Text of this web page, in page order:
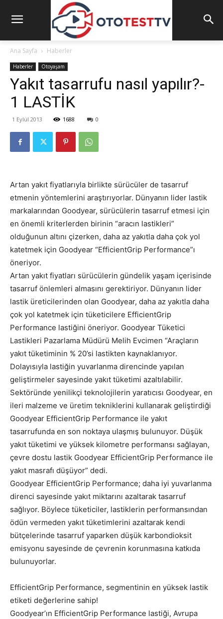
Ana Sayfa Haberler
Haberler Otoyaşam
Yakıt tasarrufu nasıl yapılır?-
1 LASTİK
1 Eylül 2013 1688 0
Artan yakıt fiyatlarıyla birlikte sürücüler de tasarruf
etmenin yöntemlerini araştırıyorlar. Dünyanın lider lastik
markalarından Goodyear, sürücülerin tasarruf etmesi için
en önemli kriterlerden birinin “aracın lastikleri”
olduğunun altını çizerken, daha az yakıtla daha çok yol
katetmek için Goodyear “EfficientGrip Performance”ı
öneriyor.
Artan yakıt fiyatları sürücülerin gündelik yaşam içerisinde
tasarruf önlemleri almasını gerektiriyor. Dünyanın lider
lastik üreticilerinden olan Goodyear, daha az yakıtla daha
çok yol katetmek için tüketicilere EfficientGrip
Performance lastiğini öneriyor. Goodyear Tüketici
Lastikleri Pazarlama Müdürü Melih Evcimen “Araçların
yakıt tüketiminin % 20’si lastikten kaynaklanıyor.
Dolayısıyla lastiğin yuvarlanma direncinde yapılan
geliştirmeler sayesinde yakıt tüketimi azaltılabilir.
Sektöründe yenilikçi teknolojilerin yaratıcısı Goodyear, en
ileri malzeme ve üretim tekniklerini kullanarak geliştirdiği
Goodyear EfficientGrip Performance ile yakıt
tasarrufunda en son noktaya ulaşmış bulunuyor. Düşük
yakıt tüketimi ve yüksek kilometre performansı sağlayan,
çevre dostu lastik Goodyear EfficientGrip Performance ile
yakıt masrafı düşüyor” dedi.
Goodyear EfficientGrip Performance; daha iyi yuvarlanma
direnci sayesinde yakıt miktarını azaltarak tasarruf
sağlıyor. Böylece tüketiciler, lastiklerin performansından
ödün vermeden yakıt tüketimlerini azaltarak kendi
bütçelerinde tasarruf yaparken düşük karbondioksit
emisyonu sayesinde de çevrenin korunmasına katkıda
bulunuyorlar.
EfficientGrip Performance, segmentinin en yüksek lastik
etiketi değerlerine sahip!
Goodyear’ın EfficientGrip Performance lastiği, Avrupa